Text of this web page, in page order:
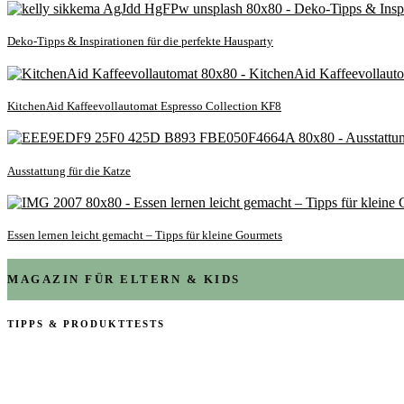
Deko-Tipps & Inspirationen für die perfekte Hausparty
KitchenAid Kaffeevollautomat Espresso Collection KF8
Ausstattung für die Katze
Essen lernen leicht gemacht – Tipps für kleine Gourmets
MAGAZIN FÜR ELTERN & KIDS
TIPPS & PRODUKTTESTS